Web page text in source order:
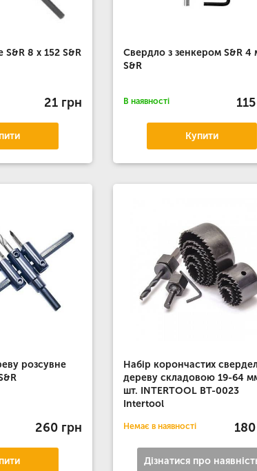
8 х 152 S&R
21 грн
Свердло з зенкером S&R 4
S&R
В наявності
Купити
розсувне
260 грн
Набір корончастих
дереву складовою 19-64
шт. INTERTOOL BT-0023
Intertool
Немає в наявності
Дізнатися про